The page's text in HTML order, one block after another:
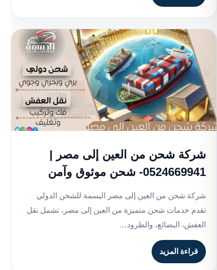
شركة شحن من العين إلى مصر |
0524669941- شحن موثوق وآمن
شركة شحن من العين إلى مصر البسمة للشحن الدولي
تقدم خدمات شحن متميزة من العين إلى مصر، تشمل نقل
العفش، البضائع، والطرود…
قراءة المزيد